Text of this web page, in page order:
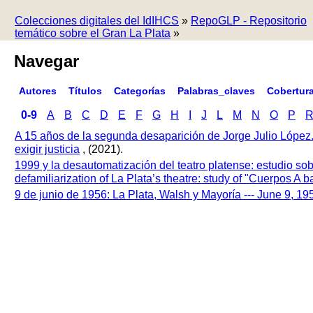
Colecciones digitales del IdIHCS » RepoGLP - Repositorio
temático sobre el Gran La Plata »
Navegar
Autores Títulos Categorías Palabras_claves
0-9 A B C D E F G H J L M N O P
R
A 15 años de la segunda desaparición de Jorge Julio
exigir justicia , (2021).
1999 y la desautomatización del teatro platense: estudio
defamiliarization of La Plata’s theatre: study of "Cuerpos A
9 de junio de 1956: La Plata, Walsh y Mayoría --- June 9,